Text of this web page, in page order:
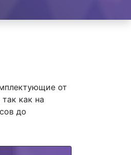
от
как на
до